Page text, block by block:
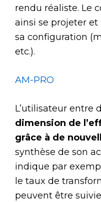
rendu réaliste. Le
ainsi se projeter
sa configuration
etc.).
AM-PRO
L’utilisateur entre
dimension de
grâce à de
synthèse de son
indique par
le taux de
peuvent être